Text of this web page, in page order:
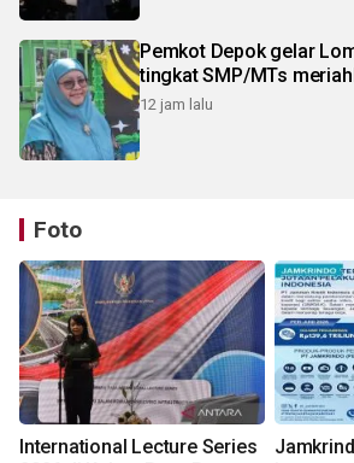
Pemkot Depok gelar
tingkat SMP/MTs
12 jam lalu
Foto
International Lecture Series